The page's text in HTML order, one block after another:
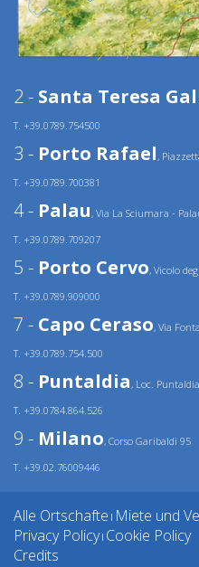
2 - Santa Teresa
T. +39.0789.754500
3 - Porto Rafael ,
T. +39.0789.700381
4 - Palau , Via La Sciumara -
T. +39.0789.709207
5 - Porto Cervo, Vicolo
T. +39.0789.909000
7 - Capo Ceraso, Via
T. +39.0789.754.500
8 - Puntaldia , Loc.
T. +39.0784.864.526
9 - Milano, Corso Garibaldi 95
T. +39.02.76009446
Alle Ortschafte | Miete und
Privacy Policy| Cookie Policy
Credits